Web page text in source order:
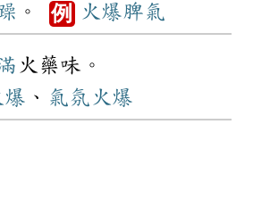
。 例 火爆脾氣
火藥味。
爆 、 氣氛 火爆